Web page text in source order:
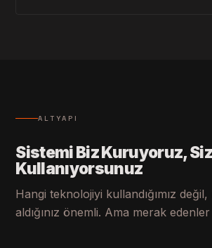
ALTYAPI
Sistemi Biz Kuruyoruz, Siz
Kullanıyorsunuz
Hangi teknolojiyi kullandığımız
aldığınız önemli. Ama merak